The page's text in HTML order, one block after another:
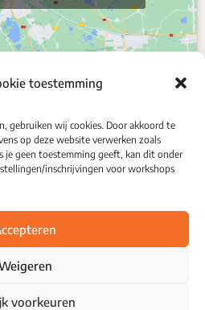
toestemming
gebruiken wij cookies. Door akkoord te
op deze website verwerken zoals
je geen toestemming geeft, kan dit onder
inschrijvingen voor workshops
voorkeuren
ONS
Policy